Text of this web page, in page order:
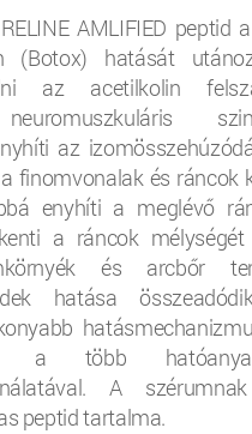
AMLIFIED peptid
(Botox) hatását
az acetilkolin
az
finomvonalak és ráncok
enyhíti a meglévő
a ráncok
és arcbőr
hatása
a több
A
peptid tartalma.